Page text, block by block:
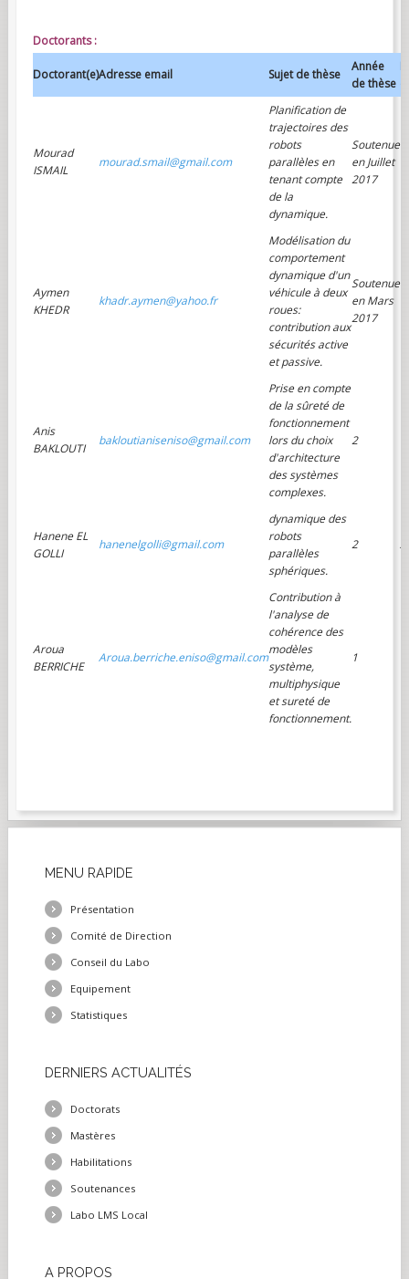
Doctorants :
Doctorant(e)Adresse email Sujet de thèse
Année
de thèse
Mourad
ISMAIL
mourad.smail@gmail.com
Planification de
trajectoires des
robots
parallèles en
tenant compte
de la
dynamique.
Soutenue
en Juillet
2017
Aymen
KHEDR
khadr.aymen@yahoo.fr
Modélisation du
comportement
dynamique d'un
véhicule à deux
roues:
contribution aux
sécurités active
et passive.
Soutenue
en Mars
2017
Anis
BAKLOUTI
bakloutianiseniso@gmail.com
Prise en compte
de la sûreté de
fonctionnement
lors du choix
d'architecture
des systèmes
complexes.
2
Hanene EL
GOLLI
hanenelgolli@gmail.com
dynamique des
robots
parallèles
sphériques.
2
Aroua
BERRICHE
Aroua.berriche.eniso@gmail.com
Contribution à
l'analyse de
cohérence des
modèles
système,
multiphysique
et sureté de
fonctionnement.
1
MENU RAPIDE
Présentation
Comité de Direction
Conseil du Labo
Equipement
Statistiques
DERNIERS ACTUALITÉS
Doctorats
Mastères
Habilitations
Soutenances
Labo LMS Local
A PROPOS